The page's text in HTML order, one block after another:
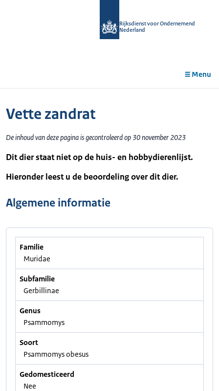
Rijksdienst voor Ondernemend
Nederland
Menu
Vette zandrat
De inhoud van deze pagina is gecontroleerd op 30 november 2023
Dit dier staat niet op de huis- en hobbydierenlijst.
Hieronder leest u de beoordeling over dit dier.
Algemene informatie
Familie
Muridae
Subfamilie
Gerbillinae
Genus
Psammomys
Soort
Psammomys obesus
Gedomesticeerd
Nee